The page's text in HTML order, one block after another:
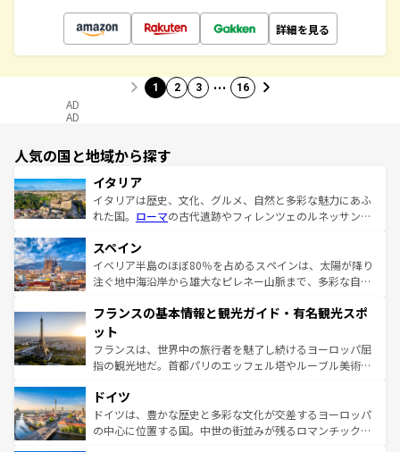
詳細を見る
1 2 3 … 16
AD
AD
人気の国と地域から探す
イタリア
イタリアは歴史、文化、グルメ、自然と多彩な魅力にあふ
れた国。 ローマの古代遺跡やフィレンツェのルネッサンス
ろん、トスカーナの美しい田園風景やアマルフィ海岸の絶
景など、自然景観も見逃せない。観光の合間には、本場の
ピザやパスタなど、絶品のイタリア料理を堪能することも
ませてくれるイタリアで、忘れられない旅をしてみよう！
なお、新着のイタリア情報は
しい。
スペイン
イベリア半島のほぼ80％を占めるスペインは、太陽が降り
注ぐ地中海沿岸から雄大なピレネー山脈まで、多彩な自然
文化が根付くこの国では、情熱的なフラメンコ、熱気あふ
れる闘牛、そして美味しいタパスが生活の一部となってい
る。首都マドリードの洗練された雰囲気や、バルセロナの
アートに溢れた街角から、地方では古代ローマ遺跡や中世
せる。地方によって風土や気候が異なるスペインはその個
性で訪れる人を魅了する。 なお、新着のスペイン情報は コ
ンテンツ一覧を参照してほしい。
フランスの基本情報と観光ガイド・有名観光スポ
ット
フランスは、世界中の旅行者を魅了し続けるヨーロッパ屈
指の観光地だ。首都パリのエッフェル塔やルーブル美術館
で、幅広い魅力が詰まっている。華麗な宮殿、歴史的な大
聖堂、美しいビーチ、そして豊かな自然が、訪れる者を心
から魅了する。また、フランスは美食の国としても知ら
ドイツ
ドイツは、豊かな歴史と多彩な文化が交差するヨーロッパ
の中心に位置する国。中世の街並みが残るロマンチック街